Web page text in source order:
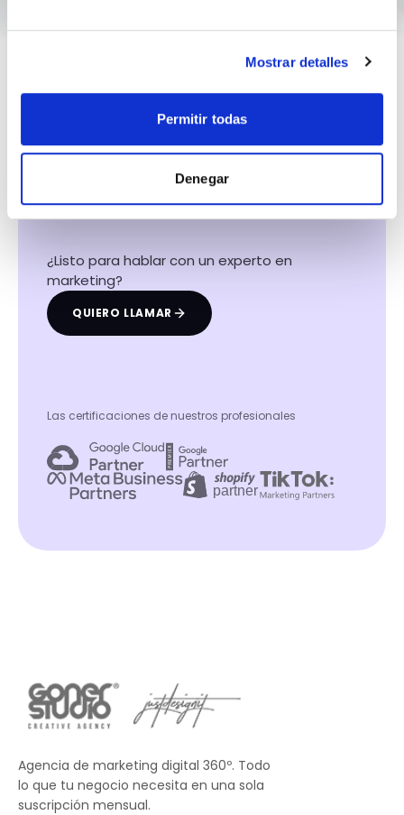
Mostrar detalles
Permitir todas
Denegar
Hacemos que tu
negocio crezca con el
marketing digital
¿Listo para hablar con un experto en
marketing?
QUIERO LLAMAR
Las certificaciones de nuestros profesionales
Agencia de marketing digital 360º. Todo
lo que tu negocio necesita en una sola
suscripción mensual.